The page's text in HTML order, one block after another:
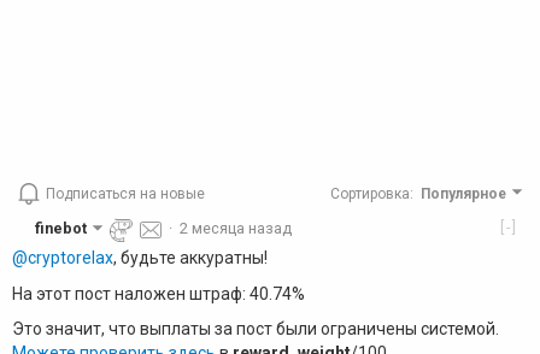
Подписаться на новые Сортировка: Популярное
[-]
finebot ·2 месяца назад
@cryptorelax, будьте аккуратны!
На этот пост наложен штраф: 40.74%
Это значит, что выплаты за пост были ограничены системой.